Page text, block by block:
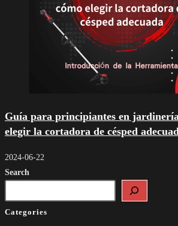
Guía para principiantes en
elegir la cortadora de césped
2024-06-22
Search
Categories